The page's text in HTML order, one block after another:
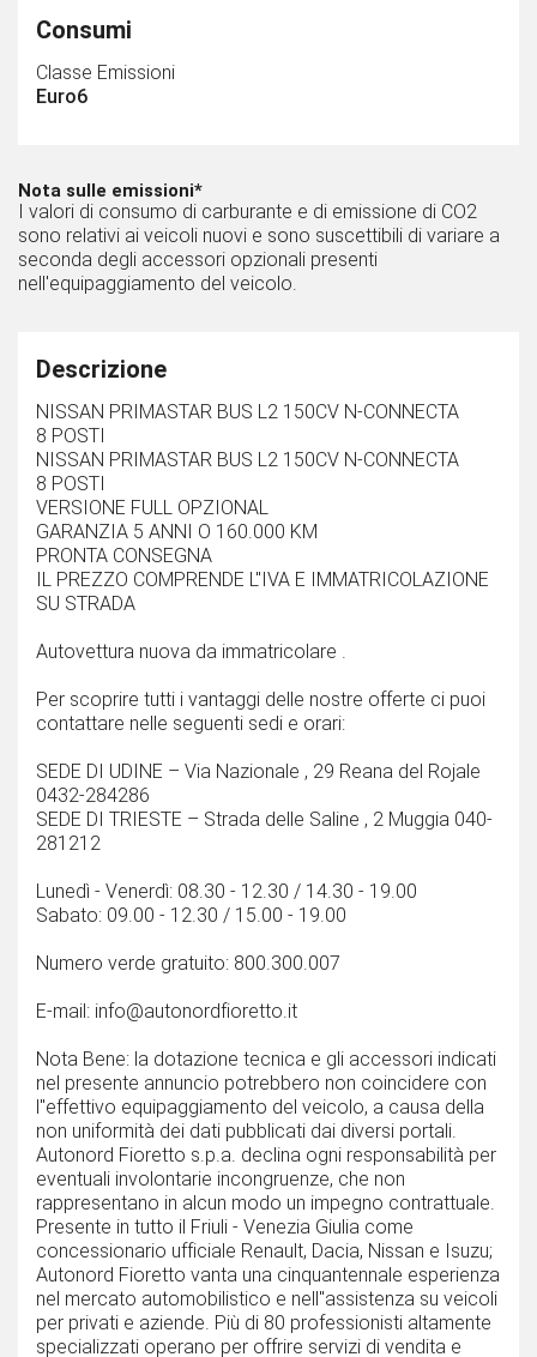
Consumi
Classe Emissioni
Euro6
Nota sulle emissioni*
I valori di consumo di carburante e di emissione di CO2
sono relativi ai veicoli nuovi e sono suscettibili di variare a
seconda degli accessori opzionali presenti
nell'equipaggiamento del veicolo.
Descrizione
NISSAN PRIMASTAR BUS L2 150CV N-CONNECTA
8 POSTI
NISSAN PRIMASTAR BUS L2 150CV N-CONNECTA
8 POSTI
VERSIONE FULL OPZIONAL
GARANZIA 5 ANNI O 160.000 KM
PRONTA CONSEGNA
IL PREZZO COMPRENDE L''IVA E IMMATRICOLAZIONE
SU STRADA
Autovettura nuova da immatricolare .
Per scoprire tutti i vantaggi delle nostre offerte ci puoi
contattare nelle seguenti sedi e orari:
SEDE DI UDINE – Via Nazionale , 29 Reana del Rojale
0432-284286
SEDE DI TRIESTE – Strada delle Saline , 2 Muggia 040-
281212
Lunedì - Venerdì: 08.30 - 12.30 / 14.30 - 19.00
Sabato: 09.00 - 12.30 / 15.00 - 19.00
Numero verde gratuito: 800.300.007
E-mail: info@autonordfioretto.it
Nota Bene: la dotazione tecnica e gli accessori indicati
nel presente annuncio potrebbero non coincidere con
l''effettivo equipaggiamento del veicolo, a causa della
non uniformità dei dati pubblicati dai diversi portali.
Autonord Fioretto s.p.a. declina ogni responsabilità per
eventuali involontarie incongruenze, che non
rappresentano in alcun modo un impegno contrattuale.
Presente in tutto il Friuli - Venezia Giulia come
concessionario ufficiale Renault, Dacia, Nissan e Isuzu;
Autonord Fioretto vanta una cinquantennale esperienza
nel mercato automobilistico e nell''assistenza su veicoli
per privati e aziende. Più di 80 professionisti altamente
specializzati operano per offrire servizi di vendita e